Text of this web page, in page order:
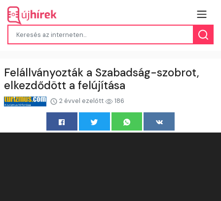
Felállványozták a Szabadság-szobrot,
elkezdődött a felújítása
2 évvel ezelőtt 186